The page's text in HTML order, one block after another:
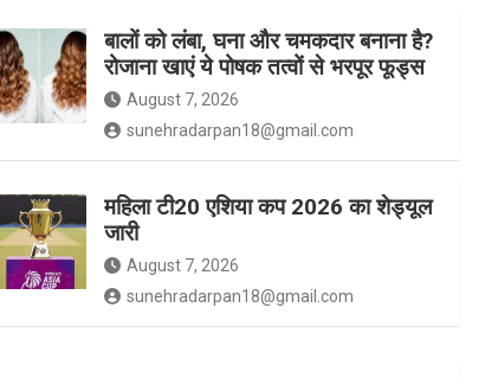
बालों को लंबा, घना और चमकदार बनाना है?
रोजाना खाएं ये पोषक तत्वों से भरपूर फूड्स
August 7, 2026
sunehradarpan18@gmail.com
महिला टी20 एशिया कप 2026 का शेड्यूल
जारी
August 7, 2026
sunehradarpan18@gmail.com